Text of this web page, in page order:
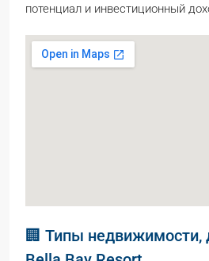
потенциал и инвестиционный
🏢 Типы недвижимости,